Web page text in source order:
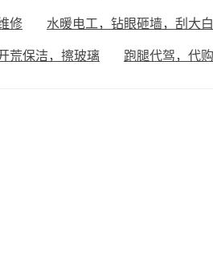
修 水暖电工，钻眼砸墙，刮大
荒保洁，擦玻璃 跑腿代驾，代